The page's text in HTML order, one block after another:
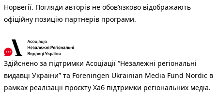
Норвегії. Погляди авторів не обов’язково відображають
офіційну позицію партнерів програми.
Здійснено за підтримки Асоціації “Незалежні регіональні
видавці України” та Foreningen Ukrainian Media Fund Nordic в
рамках реалізації проєкту Хаб підтримки регіональних медіа.